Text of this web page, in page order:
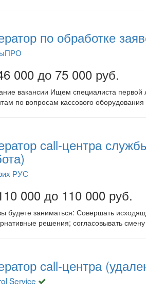
по обработке
000 до 75 000 руб.
вакансии Ищем специалиста первой
по вопросам кассового
call-центра
РУС
000 до 110 000 руб.
будете заниматься: Совершать
решения; согласовывать
call-центра
Service